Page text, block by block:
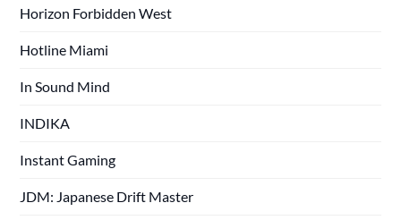
Horizon Forbidden West
Hotline Miami
In Sound Mind
INDIKA
Instant Gaming
JDM: Japanese Drift Master